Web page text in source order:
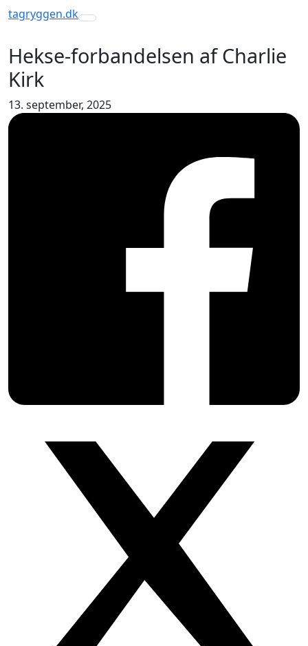
tagryggen.dk
Toggle navigation
Hekse-forbandelsen af Charlie
Kirk
13. september, 2025